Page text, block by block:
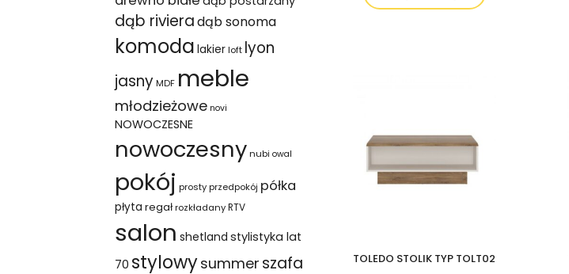
dąb rivieradąb sonoma
komoda lakierloft lyon
jasny MDF meble
młodzieżowe novi
NOWOCZESNE
nowoczesnynubi owal
pokój prostyprzedpokój półka
płyta regałrozkładanyRTV
salon shetland stylistyka lat
70 stylowysummer szafa TOLEDO STOLIK TYP TOLT02